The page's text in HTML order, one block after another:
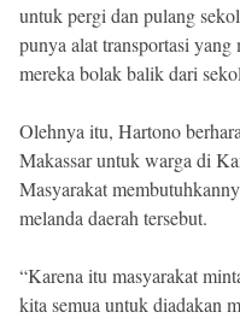
untuk pergi dan pulang
punya alat transportasi
mereka bolak balik dari
Olehnya itu, Hartono
Makassar untuk warga di
Masyarakat
melanda daerah tersebut.
“Karena itu masyarakat
kita semua untuk diadakan